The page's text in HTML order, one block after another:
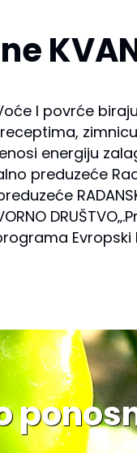
I povrće
energiju
preduzeće
Evropski